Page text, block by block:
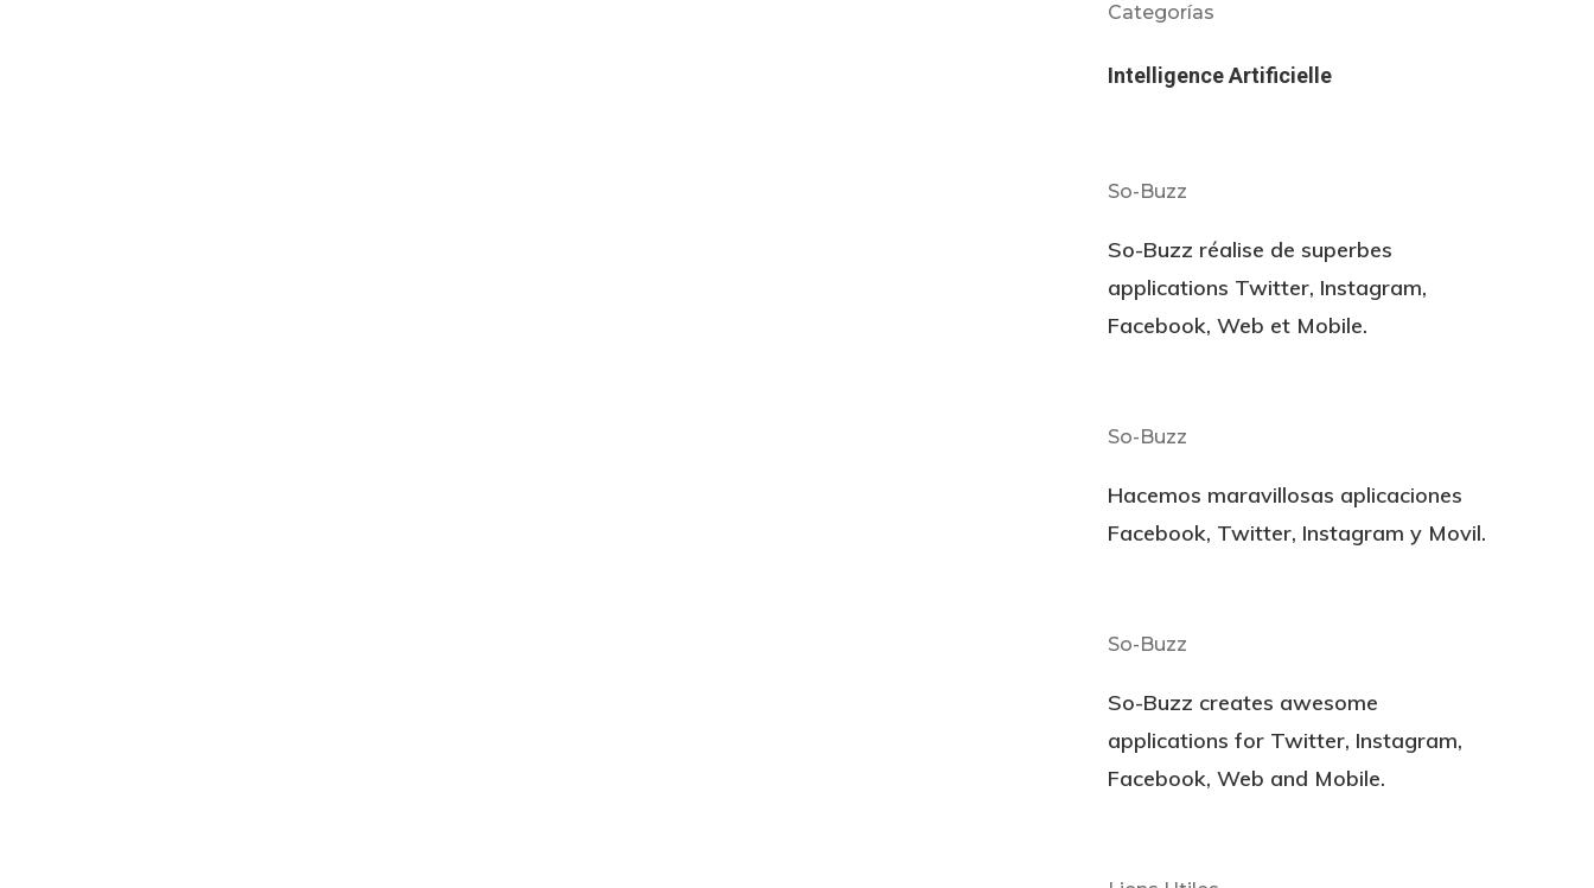
Categorías
Intelligence Artificielle
So-Buzz
So-Buzz réalise de superbes
applications Twitter, Instagram,
Facebook, Web et Mobile.
So-Buzz
Hacemos maravillosas aplicaciones
Facebook, Twitter, Instagram y Movil.
So-Buzz
So-Buzz creates awesome
applications for Twitter, Instagram,
Facebook, Web and Mobile.